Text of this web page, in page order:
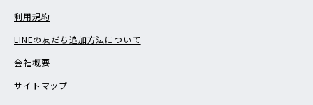
利用規約
LINEの友だち追加方法について
会社概要
サイトマップ